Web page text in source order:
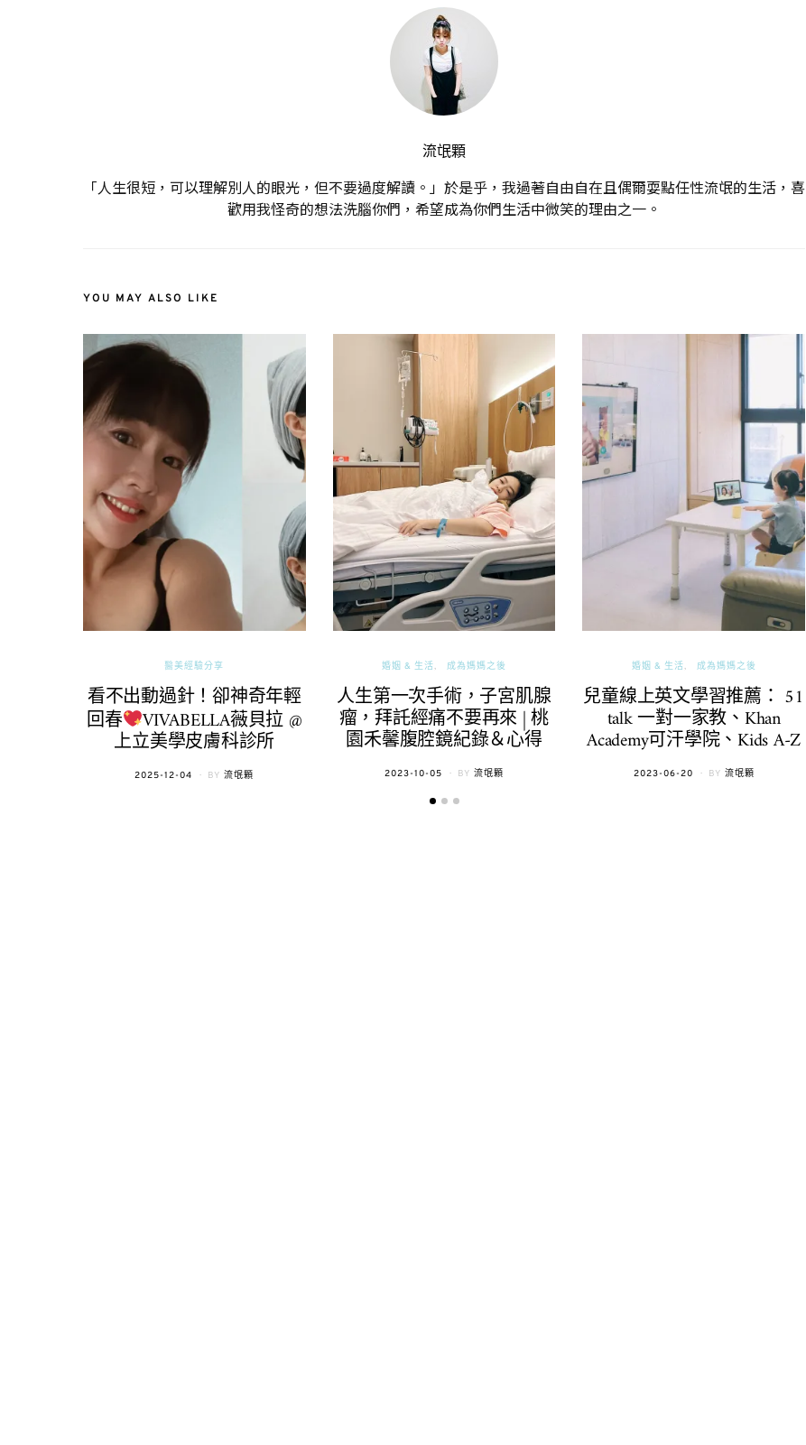
流氓顆
「人生很短，可以理解別人的眼光，但不要過度解讀。」於是乎，我過著自由自在且偶爾耍點任性流氓的生活，喜
歡用我怪奇的想法洗腦你們，希望成為你們生活中微笑的理由之一。
YOU MAY ALSO LIKE
醫美經驗分享
看不出動過針！卻神奇年輕
回春 VIVABELLA薇貝拉 @
上立美學皮膚科診所
POSTED
2025-12-04 BY 流氓顆
婚姻 & 生活 成為媽媽之後
人生第一次手術，子宮肌腺
瘤，拜託經痛不要再來 | 桃
園禾馨腹腔鏡紀錄＆心得
POSTED
2023-10-05 BY 流氓顆
婚姻 & 生活 成為媽媽之後
兒童線上英文學習推薦： 51
talk 一對一家教、Khan
Academy可汗學院、Kids A-Z
POSTED
2023-06-20 BY 流氓顆